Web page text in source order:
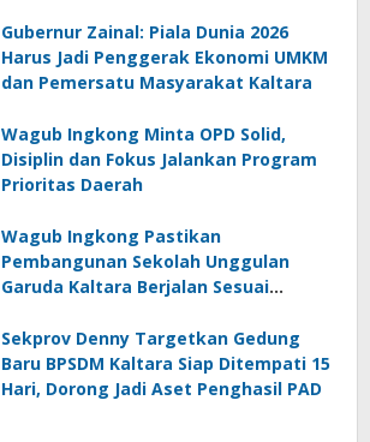
Gubernur Zainal: Piala Dunia 2026
Harus Jadi Penggerak Ekonomi UMKM
dan Pemersatu Masyarakat Kaltara
Wagub Ingkong Minta OPD Solid,
Disiplin dan Fokus Jalankan Program
Prioritas Daerah
Wagub Ingkong Pastikan
Pembangunan Sekolah Unggulan
Garuda Kaltara Berjalan Sesuai
Sekprov Denny Targetkan Gedung
Baru BPSDM Kaltara Siap Ditempati 15
Hari, Dorong Jadi Aset Penghasil PAD